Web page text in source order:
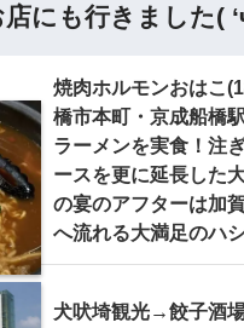
にも行きました(
焼肉ホルモンおはこ
橋市本町・京成船橋
ラーメンを実食！注
ースを更に延長した
の宴のアフターは加
へ流れる大満足のハ
犬吠埼観光→餃子酒